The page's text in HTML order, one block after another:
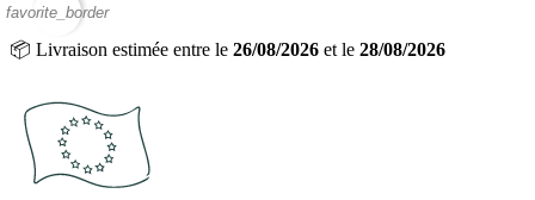
favorite_border
📦 Livraison estimée entre le 26/08/2026 et le 28/08/2026